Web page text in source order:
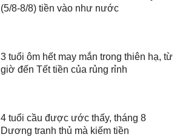
(5/8-8/8) tiền vào như nước
3 tuổi ôm hết may mắn trong thiên hạ, từ
giờ đến Tết tiền của rủng rỉnh
4 tuổi cầu được ước thấy, tháng 8
Dương tranh thủ mà kiếm tiền